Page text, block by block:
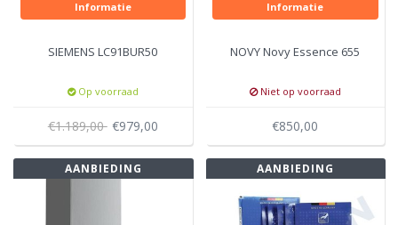
Informatie
SIEMENS LC91BUR50
Op voorraad
€1.189,00 €979,00
Informatie
NOVY Novy Essence 655
Niet op voorraad
€850,00
AANBIEDING AANBIEDING